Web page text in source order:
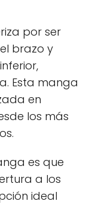
por ser
brazo y
Esta manga
en
los más
es que
a los
ideal